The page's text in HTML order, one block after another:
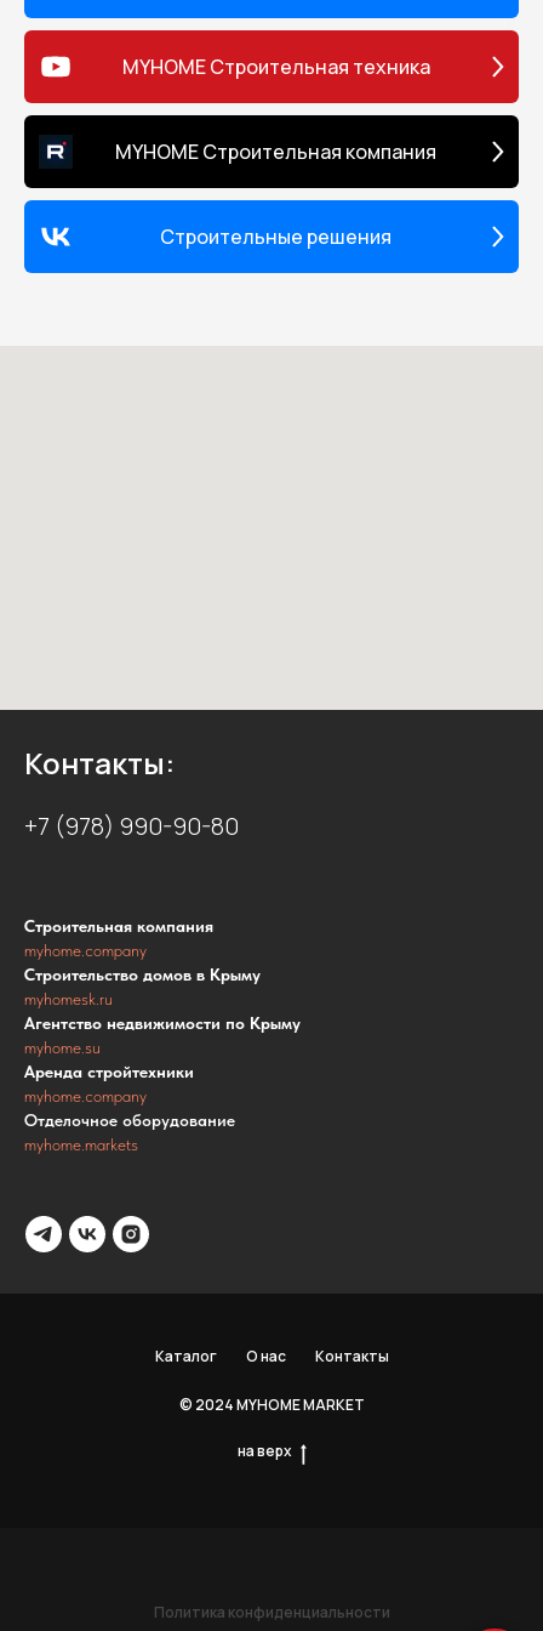
MYHOME Строительная техника
MYHOME Строительная компания
Строительные решения
Контакты:
+7 (978) 990-90-80
Строительная компания
myhome.company
Строительство домов в Крыму
myhomesk.ru
Агентство недвижимости по Крыму
myhome.su
Аренда стройтехники
myhome.company
Отделочное оборудование
myhome.markets
Каталог О нас Контакты
© 2024 MYHOME MARKET
на верх
Политика конфиденциальности